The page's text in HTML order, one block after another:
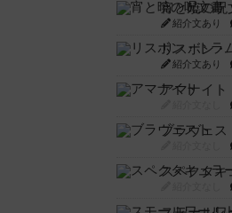
宵と暁の呪
紹介文あり
リスボン・
紹介文あり
アマナイト
ブラヴェス
スペクタキ